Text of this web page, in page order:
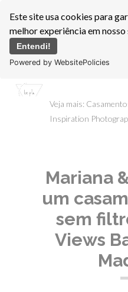
Este site usa cookies para
melhor experiência em nosso
Entendi!
Powered by WebsitePolicies
Veja mais:
Inspiration
Mariana
um
sem
Views